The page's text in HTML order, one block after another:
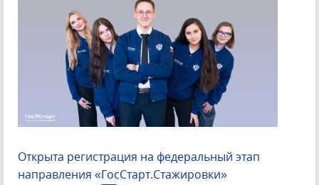
Открыта регистрация на федеральный этап
направления «ГосСтарт.Стажировки»